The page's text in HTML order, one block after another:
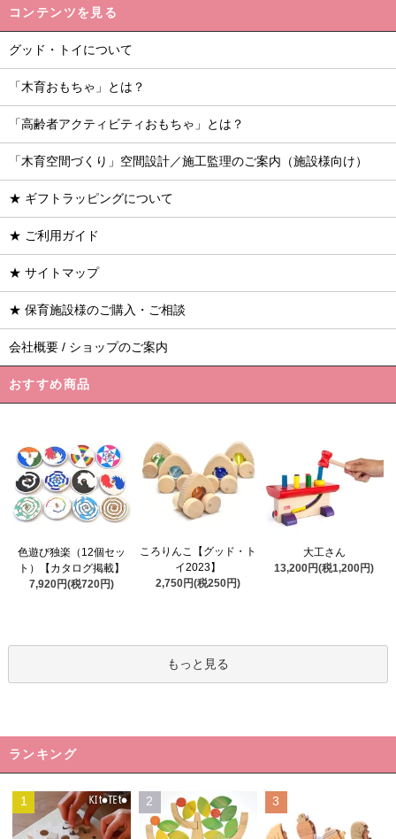
コンテンツを見る
グッド・トイについて
「木育おもちゃ」とは？
「高齢者アクティビティおもちゃ」とは？
「木育空間づくり」空間設計／施工監理のご案内（施設様向け）
★ ギフトラッピングについて
★ ご利用ガイド
★ サイトマップ
★ 保育施設様のご購入・ご相談
会社概要 / ショップのご案内
おすすめ商品
色遊び独楽（12個セッ
ト）【カタログ掲載】
7,920円(税720円)
ころりんこ【グッド・ト
イ2023】
2,750円(税250円)
大工さん
13,200円(税1,200円)
もっと見る
ランキング
1 2 3